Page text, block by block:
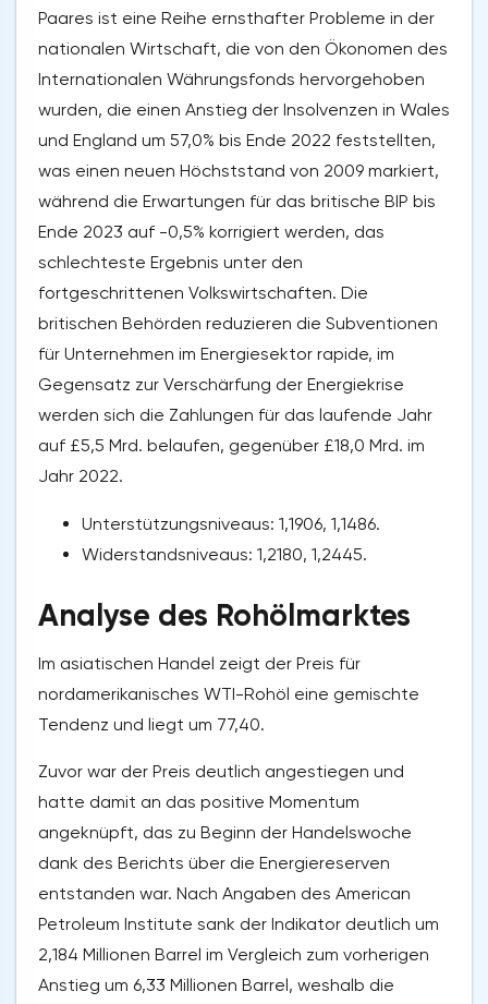
Paares ist eine Reihe ernsthafter Probleme in der
nationalen Wirtschaft, die von den Ökonomen des
Internationalen Währungsfonds hervorgehoben
wurden, die einen Anstieg der Insolvenzen in Wales
und England um 57,0% bis Ende 2022 feststellten,
was einen neuen Höchststand von 2009 markiert,
während die Erwartungen für das britische BIP bis
Ende 2023 auf -0,5% korrigiert werden, das
schlechteste Ergebnis unter den
fortgeschrittenen Volkswirtschaften. Die
britischen Behörden reduzieren die Subventionen
für Unternehmen im Energiesektor rapide, im
Gegensatz zur Verschärfung der Energiekrise
werden sich die Zahlungen für das laufende Jahr
auf £5,5 Mrd. belaufen, gegenüber £18,0 Mrd. im
Jahr 2022.
Unterstützungsniveaus: 1,1906, 1,1486.
Widerstandsniveaus: 1,2180, 1,2445.
Analyse des Rohölmarktes
Im asiatischen Handel zeigt der Preis für
nordamerikanisches WTI-Rohöl eine gemischte
Tendenz und liegt um 77,40.
Zuvor war der Preis deutlich angestiegen und
hatte damit an das positive Momentum
angeknüpft, das zu Beginn der Handelswoche
dank des Berichts über die Energiereserven
entstanden war. Nach Angaben des American
Petroleum Institute sank der Indikator deutlich um
2,184 Millionen Barrel im Vergleich zum vorherigen
Anstieg um 6,33 Millionen Barrel, weshalb die